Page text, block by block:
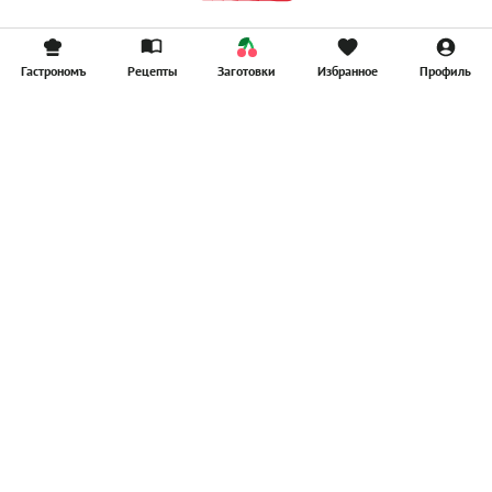
Гастрономъ Рецепты Заготовки Избранное Профиль